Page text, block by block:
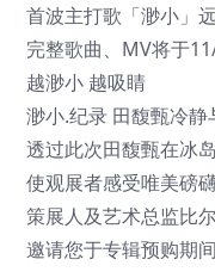
首波主打歌「渺小」远
完整歌曲、MV将于11/
越渺小 越吸睛
渺小.纪录 田馥甄冷静
透过此次田馥甄在冰岛
使观展者感受唯美磅礴
策展人及艺术总监比尔
邀请您于专辑预购期间